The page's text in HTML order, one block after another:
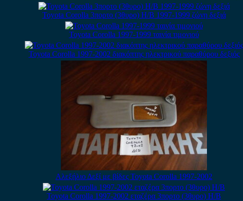
Toyota Corolla 3πορτο (3θυρο) H/B 1997-1999 ζώνη δεξιά
Toyota Corolla 1997-1999 ταινία τιμονιού
Toyota Corolla 1997-2002 διακόπτης ηλεκτρικού παραθύρου δεξιός
Αλεξήλιο Δεξί με βίδες Toyota Corolla 1997-2002
Toyota Corolla 1997-2002 εταζέρα 3πορτο (3θυρο) H/B